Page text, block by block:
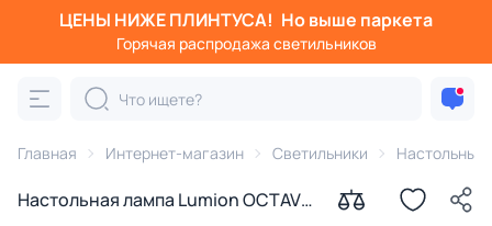
ЦЕНЫ НИЖЕ ПЛИНТУСА! Но выше паркета
Горячая распродажа светильников
Главная Интернет-магазин Светильники Настольные
Настольная лампа Lumion OCTAVIA